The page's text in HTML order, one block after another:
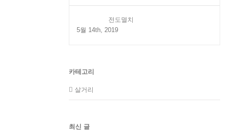
전도멸치
5월 14th, 2019
카테고리
살거리
최신 글